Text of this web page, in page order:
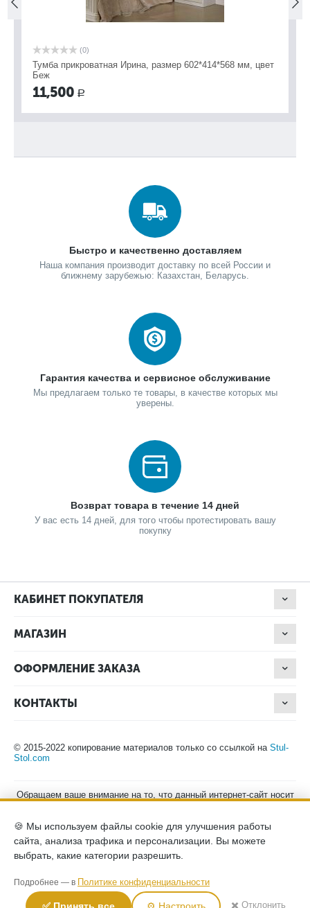
мм, цвет
Тумба прикроватная Ирина, размер
Быстро и качественно доставляем
Наша компания производит доставку по всей России и
ближнему зарубежью: Казахстан, Беларусь.
Гарантия качества и сервисное обслуживание
Мы предлагаем только те товары, в качестве которых мы
уверены.
Возврат товара в течение 14 дней
У вас есть 14 дней, для того чтобы протестировать вашу
покупку
КАБИНЕТ ПОКУПАТЕЛЯ
МАГАЗИН
ОФОРМЛЕНИЕ ЗАКАЗА
КОНТАКТЫ
© 2015-2022 копирование материалов только со ссылкой на Stul-
Stol.com
Обращаем ваше внимание на то, что данный интернет-сайт носит
положениями Статьи 437 (2) Гражданского кодекса Российской
Федерации. Для получения подробной информации о наличии и
стоимости указанных товаров, пожалуйста, обращайтесь к
менеджерам компании по телефону.
Политика конфиденциальности
данных согласие на обработку персональных данных
🍪 Мы используем файлы cookie для улучшения работы
сайта, анализа трафика и персонализации. Вы можете
выбрать, какие категории разрешить.
Подробнее — в Политике конфиденциальности
✅ Принять все ✖️ Отклонить